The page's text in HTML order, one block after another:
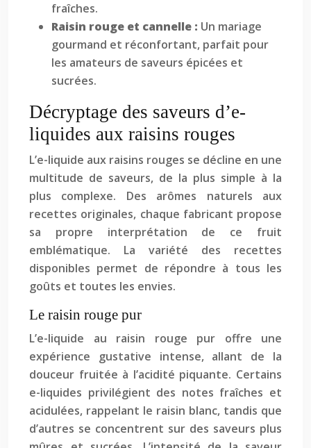
fraîches.
Raisin rouge et cannelle : Un mariage
gourmand et réconfortant, parfait pour
les amateurs de saveurs épicées et
sucrées.
Décryptage des saveurs d’e-
liquides aux raisins rouges
L’e-liquide aux raisins rouges se décline en une
multitude de saveurs, de la plus simple à la
plus complexe. Des arômes naturels aux
recettes originales, chaque fabricant propose
sa propre interprétation de ce fruit
emblématique. La variété des recettes
disponibles permet de répondre à tous les
goûts et toutes les envies.
Le raisin rouge pur
L’e-liquide au raisin rouge pur offre une
expérience gustative intense, allant de la
douceur fruitée à l’acidité piquante. Certains
e-liquides privilégient des notes fraîches et
acidulées, rappelant le raisin blanc, tandis que
d’autres se concentrent sur des saveurs plus